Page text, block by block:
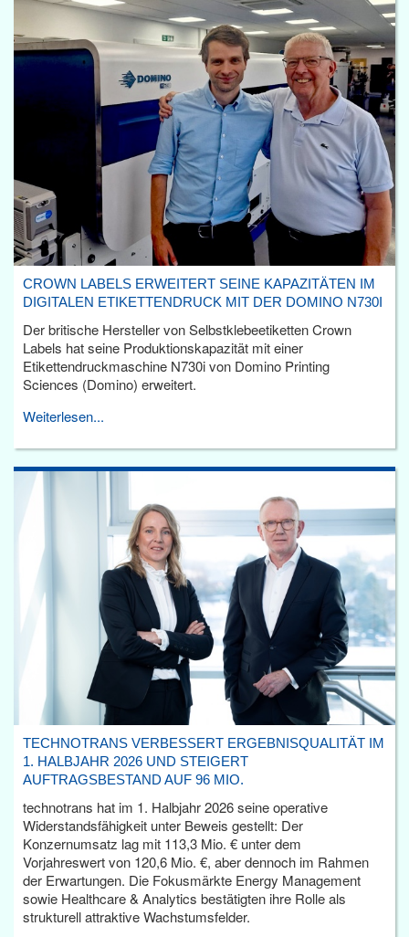
CROWN LABELS ERWEITERT SEINE KAPAZITÄTEN IM
DIGITALEN ETIKETTENDRUCK MIT DER DOMINO N730I
Der britische Hersteller von Selbstklebeetiketten Crown
Labels hat seine Produktionskapazität mit einer
Etikettendruckmaschine N730i von Domino Printing
Sciences (Domino) erweitert.
Weiterlesen...
TECHNOTRANS VERBESSERT ERGEBNISQUALITÄT IM
1. HALBJAHR 2026 UND STEIGERT
AUFTRAGSBESTAND AUF 96 MIO.
technotrans hat im 1. Halbjahr 2026 seine operative
Widerstandsfähigkeit unter Beweis gestellt: Der
Konzernumsatz lag mit 113,3 Mio. € unter dem
Vorjahreswert von 120,6 Mio. €, aber dennoch im Rahmen
der Erwartungen. Die Fokusmärkte Energy Management
sowie Healthcare & Analytics bestätigten ihre Rolle als
strukturell attraktive Wachstumsfelder.